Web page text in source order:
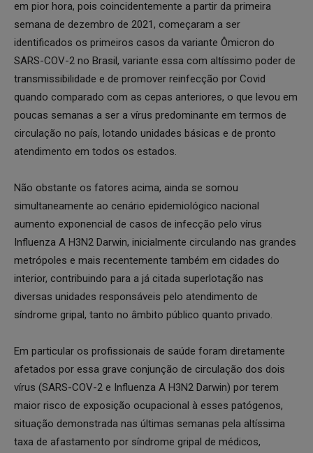
em pior hora, pois coincidentemente a partir da primeira
semana de dezembro de 2021, começaram a ser
identificados os primeiros casos da variante Ômicron do
SARS-COV-2 no Brasil, variante essa com altíssimo poder de
transmissibilidade e de promover reinfecção por Covid
quando comparado com as cepas anteriores, o que levou em
poucas semanas a ser a vírus predominante em termos de
circulação no país, lotando unidades básicas e de pronto
atendimento em todos os estados.
Não obstante os fatores acima, ainda se somou
simultaneamente ao cenário epidemiológico nacional
aumento exponencial de casos de infecção pelo vírus
Influenza A H3N2 Darwin, inicialmente circulando nas grandes
metrópoles e mais recentemente também em cidades do
interior, contribuindo para a já citada superlotação nas
diversas unidades responsáveis pelo atendimento de
síndrome gripal, tanto no âmbito público quanto privado.
Em particular os profissionais de saúde foram diretamente
afetados por essa grave conjunção de circulação dos dois
vírus (SARS-COV-2 e Influenza A H3N2 Darwin) por terem
maior risco de exposição ocupacional à esses patógenos,
situação demonstrada nas últimas semanas pela altíssima
taxa de afastamento por síndrome gripal de médicos,